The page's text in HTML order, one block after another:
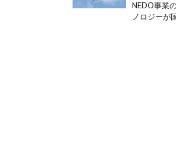
NEDO事業
ノロジーが